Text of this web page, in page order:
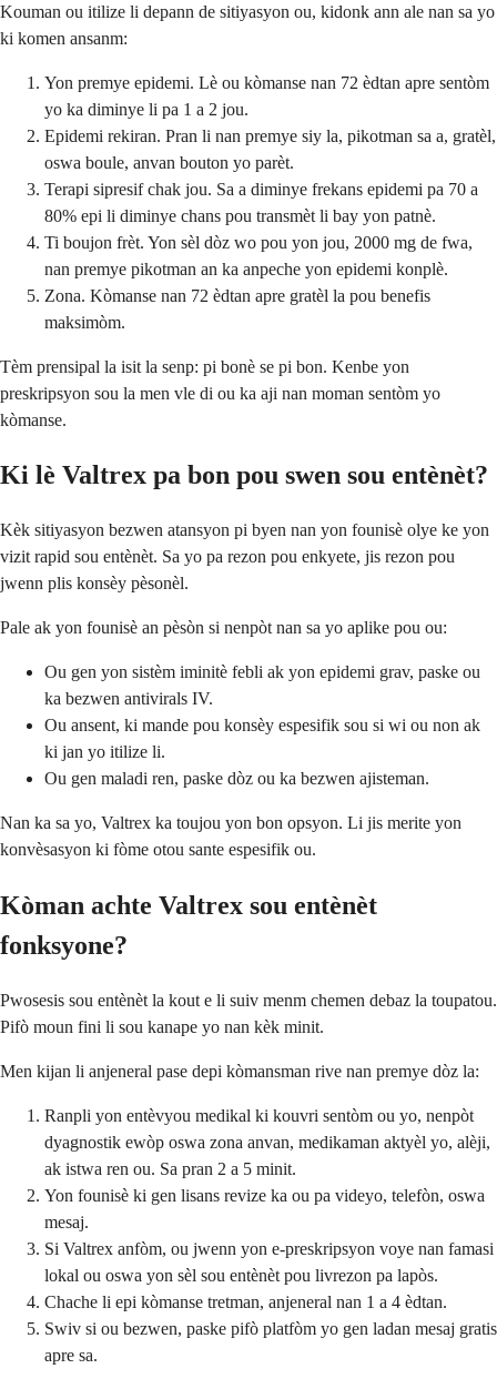
Kouman ou itilize li depann de sitiyasyon ou, kidonk ann ale nan sa yo
ki komen ansanm:
Yon premye epidemi. Lè ou kòmanse nan 72 èdtan apre sentòm
yo ka diminye li pa 1 a 2 jou.
Epidemi rekiran. Pran li nan premye siy la, pikotman sa a, gratèl,
oswa boule, anvan bouton yo parèt.
Terapi sipresif chak jou. Sa a diminye frekans epidemi pa 70 a
80% epi li diminye chans pou transmèt li bay yon patnè.
Ti boujon frèt. Yon sèl dòz wo pou yon jou, 2000 mg de fwa,
nan premye pikotman an ka anpeche yon epidemi konplè.
Zona. Kòmanse nan 72 èdtan apre gratèl la pou benefis
maksimòm.
Tèm prensipal la isit la senp: pi bonè se pi bon. Kenbe yon
preskripsyon sou la men vle di ou ka aji nan moman sentòm yo
kòmanse.
Ki lè Valtrex pa bon pou swen sou entènèt?
Kèk sitiyasyon bezwen atansyon pi byen nan yon founisè olye ke yon
vizit rapid sou entènèt. Sa yo pa rezon pou enkyete, jis rezon pou
jwenn plis konsèy pèsonèl.
Pale ak yon founisè an pèsòn si nenpòt nan sa yo aplike pou ou:
Ou gen yon sistèm iminitè febli ak yon epidemi grav, paske ou
ka bezwen antivirals IV.
Ou ansent, ki mande pou konsèy espesifik sou si wi ou non ak
ki jan yo itilize li.
Ou gen maladi ren, paske dòz ou ka bezwen ajisteman.
Nan ka sa yo, Valtrex ka toujou yon bon opsyon. Li jis merite yon
konvèsasyon ki fòme otou sante espesifik ou.
Kòman achte Valtrex sou entènèt
fonksyone?
Pwosesis sou entènèt la kout e li suiv menm chemen debaz la toupatou.
Pifò moun fini li sou kanape yo nan kèk minit.
Men kijan li anjeneral pase depi kòmansman rive nan premye dòz la:
Ranpli yon entèvyou medikal ki kouvri sentòm ou yo, nenpòt
dyagnostik ewòp oswa zona anvan, medikaman aktyèl yo, alèji,
ak istwa ren ou. Sa pran 2 a 5 minit.
Yon founisè ki gen lisans revize ka ou pa videyo, telefòn, oswa
mesaj.
Si Valtrex anfòm, ou jwenn yon e-preskripsyon voye nan famasi
lokal ou oswa yon sèl sou entènèt pou livrezon pa lapòs.
Chache li epi kòmanse tretman, anjeneral nan 1 a 4 èdtan.
Swiv si ou bezwen, paske pifò platfòm yo gen ladan mesaj gratis
apre sa.